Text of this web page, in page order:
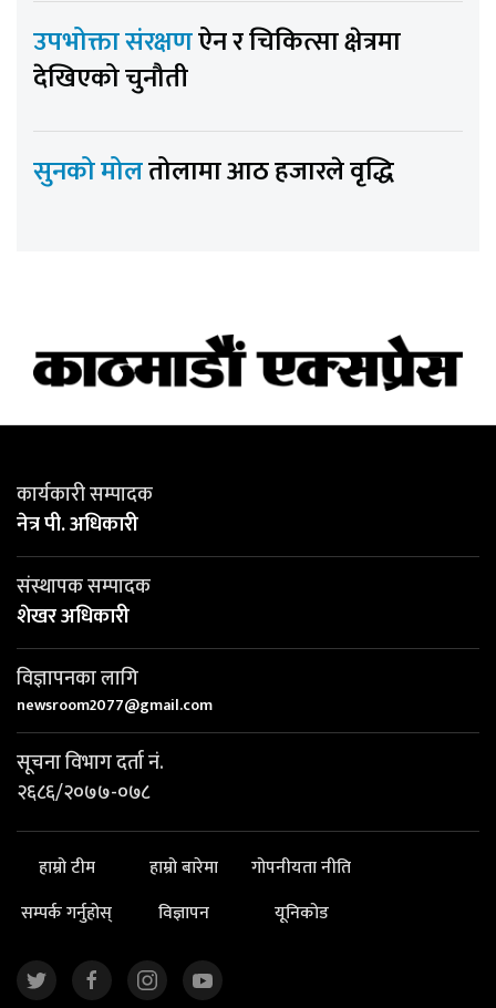
उपभोक्ता संरक्षणऐन र चिकित्सा क्षेत्रमा
देखिएको चुनौती
सुनको मोलतोलामा आठ हजारले वृद्धि
कार्यकारी सम्पादक
नेत्र पी. अधिकारी
संस्थापक सम्पादक
शेखर अधिकारी
विज्ञापनका लागि
newsroom2077@gmail.com
सूचना विभाग दर्ता नं.
२६८६/२०७७-०७८
हाम्रो टीम हाम्रो बारेमा
गोपनीयता नीति
सम्पर्क गर्नुहोस्
विज्ञापन यूनिकोड